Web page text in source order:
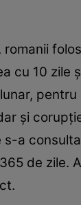
cu 10
şi
a
de zile.